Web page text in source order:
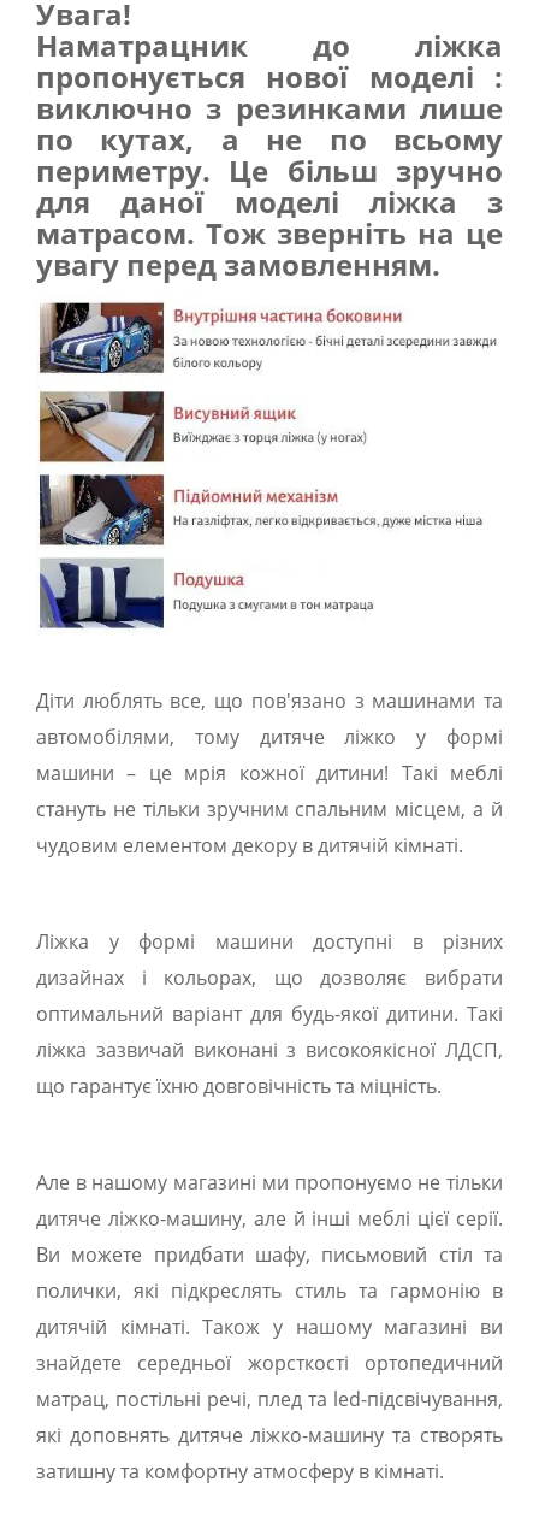
Увага!
Наматрацник до ліжка
пропонується нової моделі :
виключно з резинками лише
по кутах, а не по всьому
периметру. Це більш зручно
для даної моделі ліжка з
матрасом. Тож зверніть на це
увагу перед замовленням.
Діти люблять все, що пов'язано з машинами та
автомобілями, тому дитяче ліжко у формі
машини – це мрія кожної дитини! Такі меблі
стануть не тільки зручним спальним місцем, а й
чудовим елементом декору в дитячій кімнаті.
Ліжка у формі машини доступні в різних
дизайнах і кольорах, що дозволяє вибрати
оптимальний варіант для будь-якої дитини. Такі
ліжка зазвичай виконані з високоякісної ЛДСП,
що гарантує їхню довговічність та міцність.
Але в нашому магазині ми пропонуємо не тільки
дитяче ліжко-машину, але й інші меблі цієї серії.
Ви можете придбати шафу, письмовий стіл та
полички, які підкреслять стиль та гармонію в
дитячій кімнаті. Також у нашому магазині ви
знайдете середньої жорсткості ортопедичний
матрац, постільні речі, плед та led-підсвічування,
які доповнять дитяче ліжко-машину та створять
затишну та комфортну атмосферу в кімнаті.